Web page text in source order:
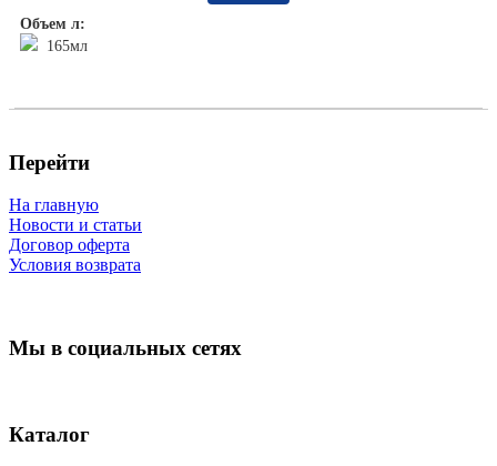
Объем л:
165мл
Перейти
На главную
Новости и статьи
Договор оферта
Условия возврата
Мы в социальных сетях
Каталог